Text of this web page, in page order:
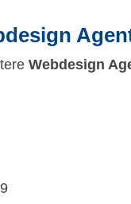
Webdesign